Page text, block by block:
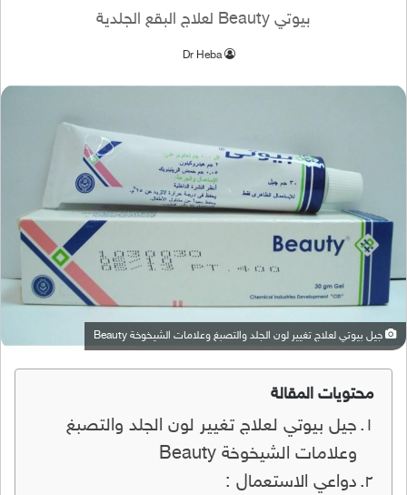
بيوتي Beauty لعلاج البقع الجلدية
Dr Heba
جيل بيوتي لعلاج تغيير لون الجلد والتصبغ وعلامات الشيخوخة Beauty
محتويات المقالة
جيل بيوتي لعلاج تغيير لون الجلد والتصبغ
وعلامات الشيخوخة Beauty
دواعي الاستعمال :